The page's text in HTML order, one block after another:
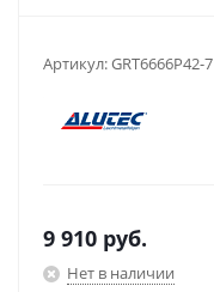
Артикул:GRT6666P42-7
9 910 руб.
Нет в наличии